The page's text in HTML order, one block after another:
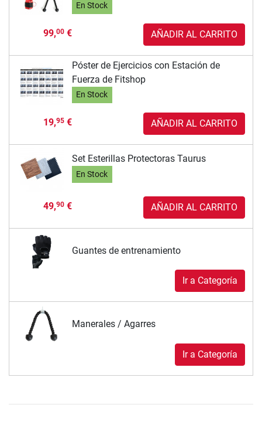
En Stock
99,00€ AÑADIR AL CARRITO
Póster de Ejercicios con Estación de
Fuerza de Fitshop
En Stock
19,95€ AÑADIR AL CARRITO
Set Esterillas Protectoras Taurus
En Stock
49,90€ AÑADIR AL CARRITO
Guantes de entrenamiento
Ir a Categoría
Manerales / Agarres
Ir a Categoría